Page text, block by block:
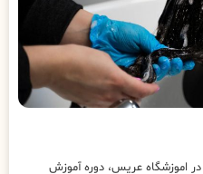
اموزشگاه عریس، دوره آموزش